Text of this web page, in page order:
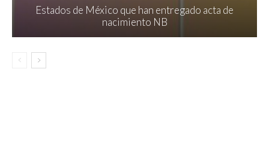
Estados de México que han entregado acta de
nacimiento NB